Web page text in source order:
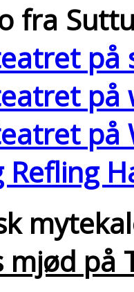
fra
på
på
på
Refling
mjød på